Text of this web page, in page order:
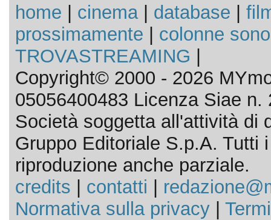
home cinema| database
prossimamente
colonne
TROVASTREAMING
Copyright© 2000 - 2026
05056400483 Licenza Siae n.
Società soggetta all'attività di
Gruppo Editoriale S.p.A. Tutti
riproduzione anche parziale.
credits
contatti
Normativa sulla privacy|